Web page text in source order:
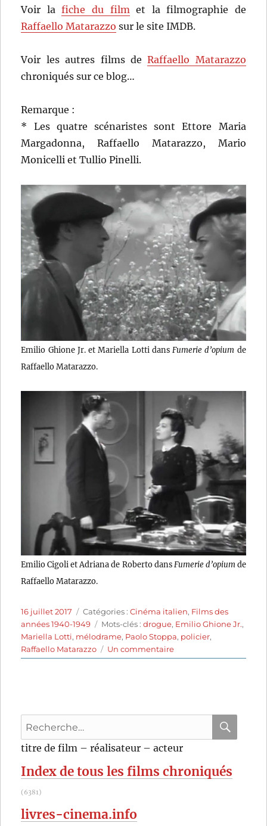
Voir lafiche du filmet la filmographie de
Raffaello Matarazzo sur le site IMDB.
Voir les autres films deRaffaello Matarazzo
chroniqués sur ce blog…
Remarque :
* Les quatre scénaristes sont Ettore Maria
Margadonna, Raffaello Matarazzo, Mario
Monicelli et Tullio Pinelli.
Emilio Ghione Jr. et Mariella Lotti dans Fumerie d’opium de
Raffaello Matarazzo.
Emilio Cigoli et Adriana de Roberto dans Fumerie d’opium de
Raffaello Matarazzo.
Publié
le
16 juillet 2017 Catégories
Catégories :Cinéma italien, Films des
années 1940-1949
Étiquettes
Mots-clés :drogue, Emilio Ghione Jr.,
Mariella Lotti, mélodrame, Paolo Stoppa, policier,
Raffaello Matarazzo
Un commentairesur
Fumerie
Recherche
pour
titre de film – réalisateur – acteur
Index de tous les films chroniqués
(6381)
livres-cinema.info